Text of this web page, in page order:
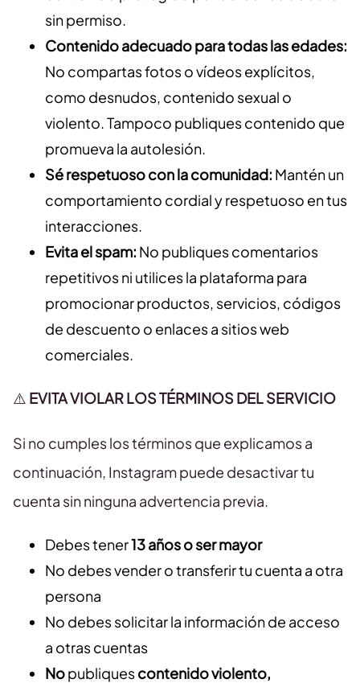
sin permiso.
Contenido adecuado para todas las edades:
No compartas fotos o vídeos explícitos,
como desnudos, contenido sexual o
violento. Tampoco publiques contenido que
promueva la autolesión.
Sé respetuoso con la comunidad: Mantén un
comportamiento cordial y respetuoso en tus
interacciones.
Evita el spam: No publiques comentarios
repetitivos ni utilices la plataforma para
promocionar productos, servicios, códigos
de descuento o enlaces a sitios web
comerciales.
⚠️ EVITA VIOLAR LOS TÉRMINOS DEL SERVICIO
Si no cumples los términos que explicamos a
continuación, Instagram puede desactivar tu
cuenta sin ninguna advertencia previa.
Debes tener13 años o ser mayor
No debes vender o transferir tu cuenta a otra
persona
No debes solicitar la información de acceso
a otras cuentas
Nopubliquescontenido violento,